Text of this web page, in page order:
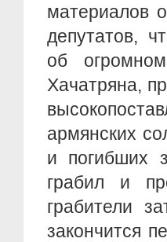
материалов
депутатов,
об
Хачатряна,
армянских
и погибших
грабил и
грабители
закончится